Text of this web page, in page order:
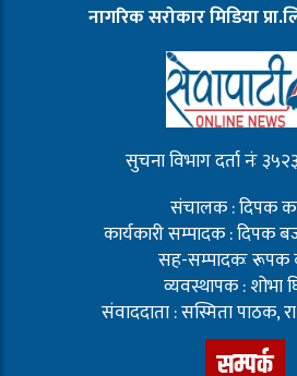
नागरिक सरोकार मिडिया
सुचना विभाग दर्ता नंः
संचालक : दिपक
कार्यकारी सम्पादक : दिपक
सह-सम्पादकः रूपक
व्यवस्थापक : शोभा
संवाददाता : सस्मिता पाठक,
सम्पर्क